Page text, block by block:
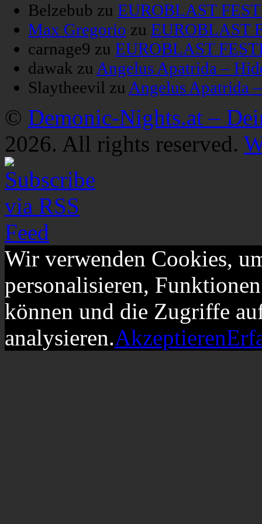
Belzebub zu EUROBLAST
Max Gregorio zu EUROBLAST
carnage9 zu EUROBLAST
dawak zu Angelus Apatrida –
Slaytheevil zu Angelus Apatrida
© Demonic-Nights.at –
2026. All rights reserved.
Wir verwenden Cookies,
personalisieren,
können und die Zugriffe
analysieren.Akzeptieren